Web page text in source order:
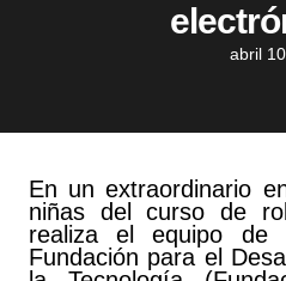
abril
En un extraordinario
niñas del curso de
realiza el equipo de
Fundación para el